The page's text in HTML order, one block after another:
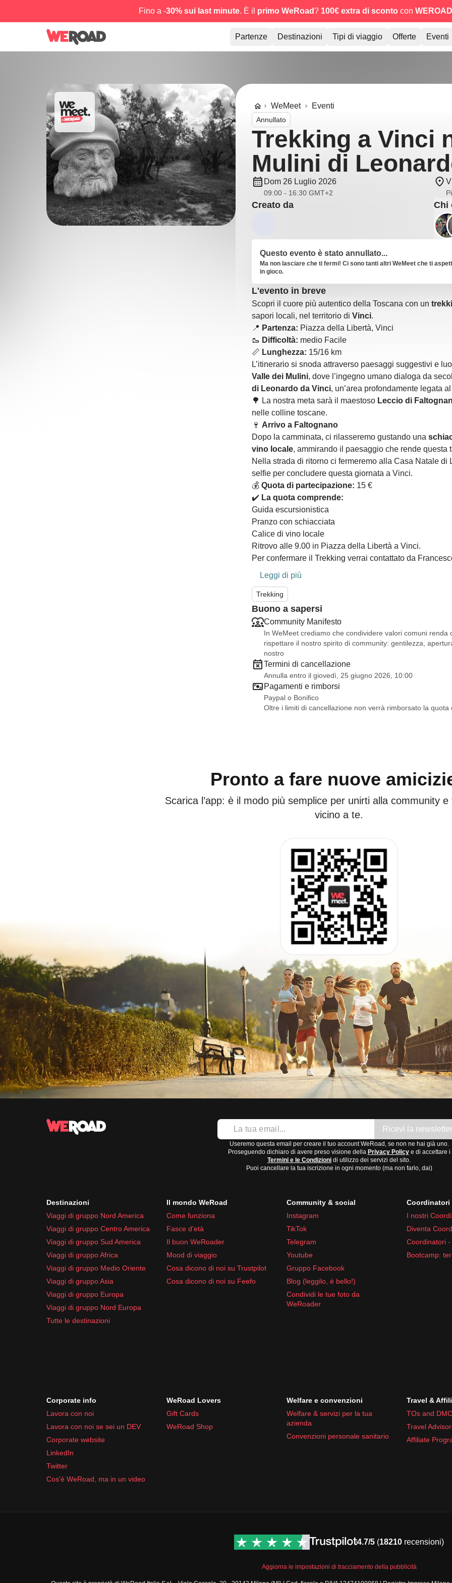
Fino a -30% sui last minute. È il primo WeRoad? 100€ extra di scontocon
Partenze Destinazioni Tipi di viaggio Offerte Eventi
WeMeet Eventi
Annullato
Trekking a Vinci
Mulini di
Dom 26 Luglio 2026
09:00 - 16:30 GMT+2
Creato da Chi
Questo evento è stato annullato...
Ma non lasciare che ti fermi! Ci sono tanti altri WeMeet che ti
in gioco.
L'evento in breve
Scopri il cuore più autentico della Toscana con un
sapori locali, nel territorio di Vinci.
📍 Partenza: Piazza della Libertà, Vinci
🥾 Difficoltà: medio Facile
📏 Lunghezza: 15/16 km
L’itinerario si snoda attraverso paesaggi suggestivi e
Valle dei Mulini, dove l’ingegno umano dialoga da
di Leonardo da Vinci, un’area profondamente legata
🌳 La nostra meta sarà il maestoso Leccio di
nelle colline toscane.
🍷 Arrivo a Faltognano
Dopo la camminata, ci rilasseremo gustando una
vino locale, ammirando il paesaggio che rende questa
Nella strada di ritorno ci fermeremo alla Casa Natale
selfie per concludere questa giornata a Vinci.
💰 Quota di partecipazione: 15 €
✔️ La quota comprende:
Guida escursionistica
Pranzo con schiacciata
Calice di vino locale
Ritrovo alle 9.00 in Piazza della Libertà a Vinci.
Per confermare il Trekking verrai contattato da
Leggi di più
Trekking
Buono a sapersi
Community Manifesto
In WeMeet crediamo che condividere valori comuni
rispettare il nostro spirito di community: gentilezza,
nostro
Termini di cancellazione
Annulla entro il giovedì, 25 giugno 2026, 10:00
Pagamenti e rimborsi
Paypal o Bonifico
Oltre i limiti di cancellazione non verrà rimborsato la quota
Pronto a fare nuove
Scarica l’app: è il modo più semplice per unirti alla community
vicino a te.
Ricevi la newsletter
Useremo questa email per creare il tuo account WeRoad, se non ne hai già uno.
Proseguendo dichiaro di avere preso visione della Privacy Policye di accettare i
Termini e le Condizioni di utilizzo dei servizi del sito.
Puoi cancellare la tua iscrizione in ogni momento (ma non farlo, dai)
Destinazioni
Viaggi di gruppo Nord America
Viaggi di gruppo Centro America
Viaggi di gruppo Sud America
Viaggi di gruppo Africa
Viaggi di gruppo Medio Oriente
Viaggi di gruppo Asia
Viaggi di gruppo Europa
Viaggi di gruppo Nord Europa
Tutte le destinazioni
Il mondo WeRoad
Come funziona
Fasce d'età
Il buon WeRoader
Mood di viaggio
Cosa dicono di noi su Trustpilot
Cosa dicono di noi su Feefo
Community & social
Instagram
TikTok
Telegram
Youtube
Gruppo Facebook
Blog (leggilo, è bello!)
Condividi le tue foto da
WeRoader
Coordinatori
I nostri
Diventa
Coordinatori
Bootcamp:
Corporate info
Lavora con noi
Lavora con noi se sei un DEV
Corporate website
LinkedIn
Twitter
Cos'è WeRoad, ma in un video
WeRoad Lovers
Gift Cards
WeRoad Shop
Welfare e convenzioni
Welfare & servizi per la tua
azienda
Convenzioni personale sanitario
Travel &
TOs and
Travel
Affiliate
4.7/5 (18210 recensioni)
Aggiorna le impostazioni di tracciamento della pubblicità